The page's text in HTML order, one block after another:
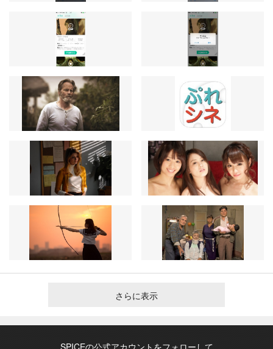
さらに表示